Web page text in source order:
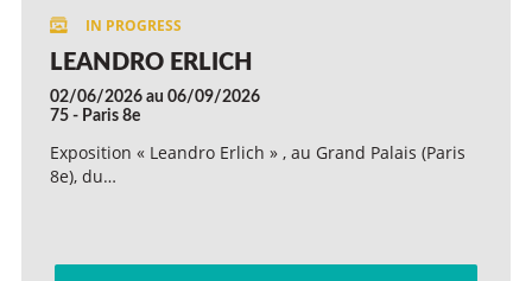
LEANDRO ERLICH
02/06/2026 au 06/09/2026
75 - Paris 8e
Exposition « Leandro Erlich » , au Grand Palais (Paris
8e), du…